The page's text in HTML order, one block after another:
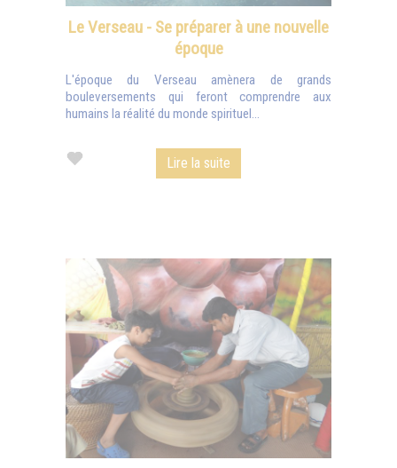
Le Verseau - Se préparer à une nouvelle
époque
L'époque du Verseau amènera de grands
bouleversements qui feront comprendre aux
humains la réalité du monde spirituel...
Lire la suite